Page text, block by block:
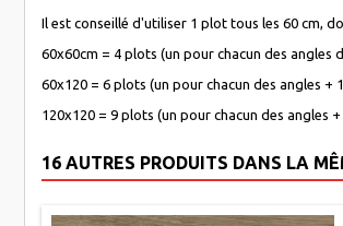
Il est conseillé d'utiliser 1 plot tous les 60 cm,
60x60cm = 4 plots (un pour chacun des angles
60x120 = 6 plots (un pour chacun des angles +
120x120 = 9 plots (un pour chacun des angles
16 AUTRES PRODUITS DANS LA